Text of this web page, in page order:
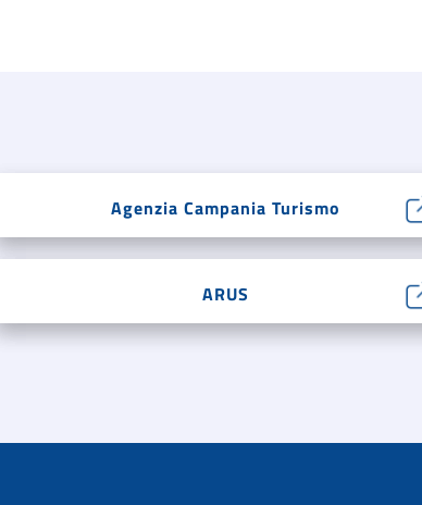
Agenzia Campania Turismo
ARUS